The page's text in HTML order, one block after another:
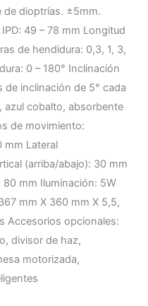
de dioptrías. ±5mm.
49 – 78 mm Longitud
de hendidura: 0,3, 1, 3,
0 – 180° Inclinación
de inclinación de 5° cada
azul cobalto, absorbente
de movimiento:
mm Lateral
(arriba/abajo): 30 mm
80 mm Iluminación: 5W
mm X 360 mm X 5,5,
Accesorios opcionales:
divisor de haz,
motorizada,